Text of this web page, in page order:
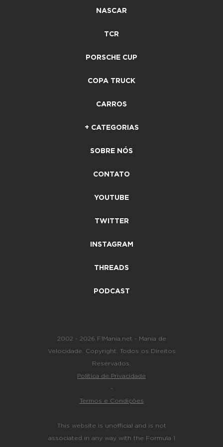
NASCAR
TCR
PORSCHE CUP
COPA TRUCK
CARROS
+ CATEGORIAS
SOBRE NÓS
CONTATO
YOUTUBE
TWITTER
INSTAGRAM
THREADS
PODCAST
2002 - 2026 F1Mania.net - Mania de
Velocidade. Copyright. Todos os Direitos
Reservados.
Política de Privacidade
-
Termos e Condições
This website is unofficial and is not
associated in any way with the Formula 1